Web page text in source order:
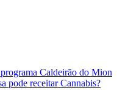
Caldeirão do Mion
pode receitar Cannabis?